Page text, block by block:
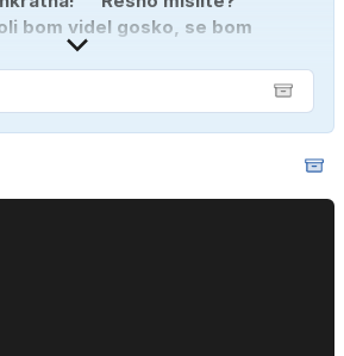
bom videl gosko, se bom